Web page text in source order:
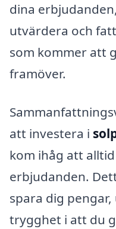
dina
utvärdera och
som kommer att
framöver.
att investera i
kom ihåg att
erbjudanden.
spara dig
trygghet i att du